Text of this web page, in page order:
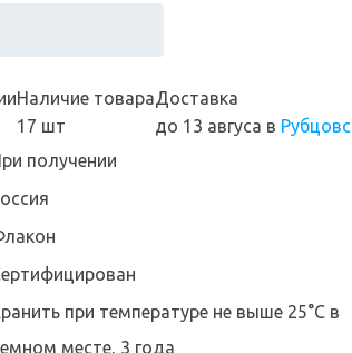
Наличие товара
17 шт
Доставка
до 13 авгуса в
получении
при температуре не выше 25°С в
месте, 3 года